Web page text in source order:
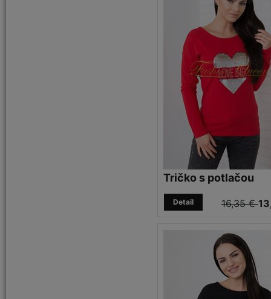
Tričko s potlačou
16,35 €
Detail